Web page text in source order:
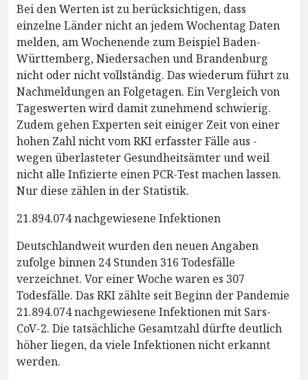
Bei den Werten ist zu berücksichtigen, dass
einzelne Länder nicht an jedem Wochentag Daten
melden, am Wochenende zum Beispiel Baden-
Württemberg, Niedersachen und Brandenburg
nicht oder nicht vollständig. Das wiederum führt zu
Nachmeldungen an Folgetagen. Ein Vergleich von
Tageswerten wird damit zunehmend schwierig.
Zudem gehen Experten seit einiger Zeit von einer
hohen Zahl nicht vom RKI erfasster Fälle aus -
wegen überlasteter Gesundheitsämter und weil
nicht alle Infizierte einen PCR-Test machen lassen.
Nur diese zählen in der Statistik.
21.894.074 nachgewiesene Infektionen
Deutschlandweit wurden den neuen Angaben
zufolge binnen 24 Stunden 316 Todesfälle
verzeichnet. Vor einer Woche waren es 307
Todesfälle. Das RKI zählte seit Beginn der Pandemie
21.894.074 nachgewiesene Infektionen mit Sars-
CoV-2. Die tatsächliche Gesamtzahl dürfte deutlich
höher liegen, da viele Infektionen nicht erkannt
werden.